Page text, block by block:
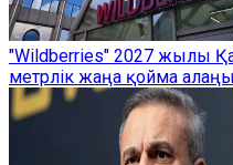
"Wildberries" 2027 жылы
метрлік жаңа қойма